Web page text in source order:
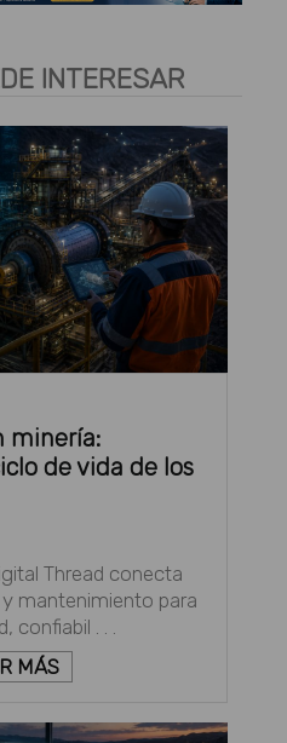
INTERESAR
minería:
de vida de los
Thread conecta
mantenimiento para
confiabil . . .
MÁS